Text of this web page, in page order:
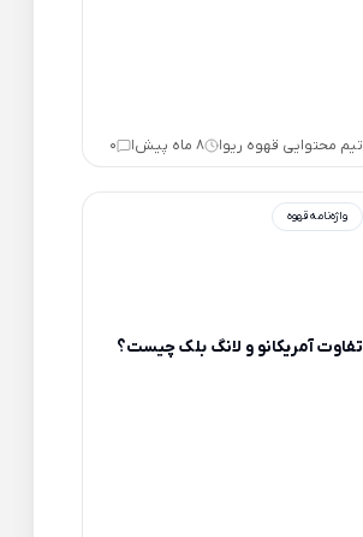
تیم محتوایی قهوه ریو | 8 ماه پیش |
0
واژه‌نامه قهوه
تفاوت آمریکانو و لانگ بلک چیست؟